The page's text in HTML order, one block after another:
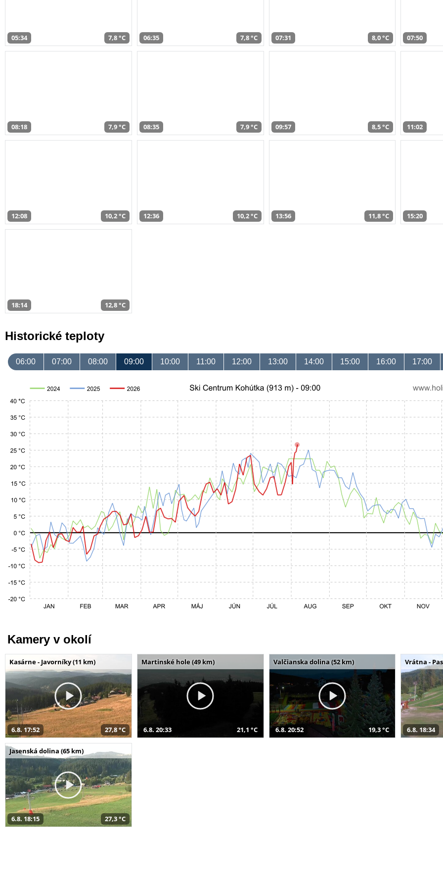
05:34 7,8 °C 06:35 7,8 °C 07:31 8,0 °C 07:50
08:18 7,9 °C 08:35 7,9 °C 09:57 8,5 °C 11:02
12:08 10,2 °C 12:36 10,2 °C 13:56 11,8 °C 15:20
18:14 12,8 °C
Historické teploty
06:00 07:00 08:00 09:00 10:00 11:00 12:00 13:00 14:00 15:00 16:00 17:00
Kamery v okolí
Kasárne - Javorníky (11 km)
6.8. 17:52 27,8 °C
Martinské hole (49 km)
6.8. 20:33 21,1 °C
Valčianska dolina (52 km)
6.8. 20:52 19,3 °C
Vrátna -
6.8. 18:34
Jasenská dolina (65 km)
6.8. 18:15 27,3 °C